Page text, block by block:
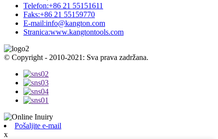
Telefon:+86 21 55151611
Faks:+86 21 55159770
E-mail:info@kangton.com
Stranica:www.kangtontools.com
© Copyright - 2010-2021: Sva prava zadržana.
Pošaljite e-mail
x